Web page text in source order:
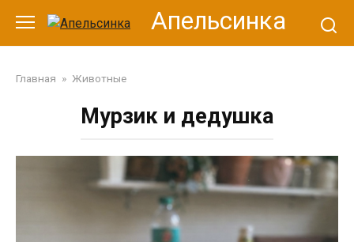
контенту
Апельсинка
Главная » Животные
Мурзик и дедушка